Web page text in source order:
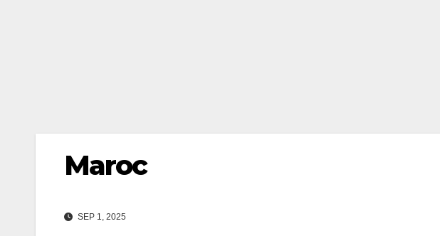
Maroc
SEP 1, 2025